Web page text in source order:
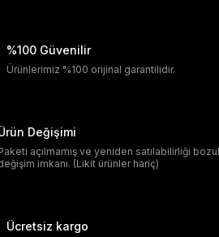
%100 Güvenilir
Ürünlerimiz %100 orijinal garantilidir.
Değişimi
açılmamış ve yeniden satılabilirliği
imkanı. (Likit ürünler hariç)
Ücretsiz kargo